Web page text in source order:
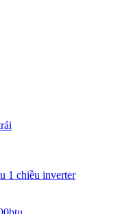
1 chiều inverter